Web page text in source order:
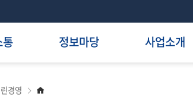
통 정보마당 사업소개
경영